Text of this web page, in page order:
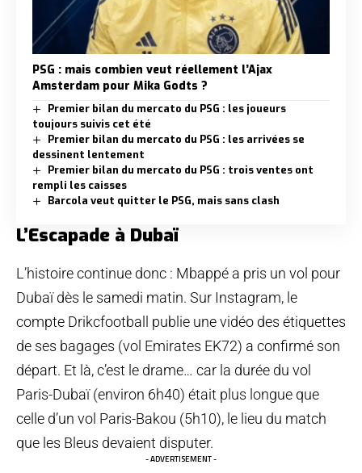
PSG : mais combien veut réellement l’Ajax
Amsterdam pour Mika Godts ?
Premier bilan du mercato du PSG : les joueurs
toujours suivis cet été
Premier bilan du mercato du PSG : les arrivées se
dessinent lentement
Premier bilan du mercato du PSG : trois ventes ont
rempli les caisses
Barcola veut quitter le PSG, mais sans clash
L’Escapade à Dubaï
L’histoire continue donc : Mbappé a pris un vol pour
Dubaï dès le samedi matin. Sur Instagram, le
compte Drikcfootball publie une vidéo des étiquettes
de ses bagages (vol Emirates EK72) a confirmé son
départ. Et là, c’est le drame… car la durée du vol
Paris-Dubaï (environ 6h40) était plus longue que
celle d’un vol Paris-Bakou (5h10), le lieu du match
que les Bleus devaient disputer.
- ADVERTISEMENT -